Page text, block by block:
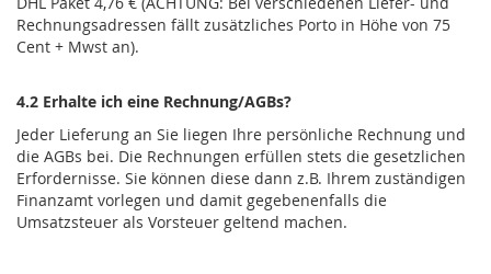
Rechnungsadressen fällt zusätzliches Porto in Höhe von 75
Cent + Mwst an).
4.2 Erhalte ich eine Rechnung/AGBs?
Jeder Lieferung an Sie liegen Ihre persönliche Rechnung und
die AGBs bei. Die Rechnungen erfüllen stets die gesetzlichen
Erfordernisse. Sie können diese dann z.B. Ihrem zuständigen
Finanzamt vorlegen und damit gegebenenfalls die
Umsatzsteuer als Vorsteuer geltend machen.